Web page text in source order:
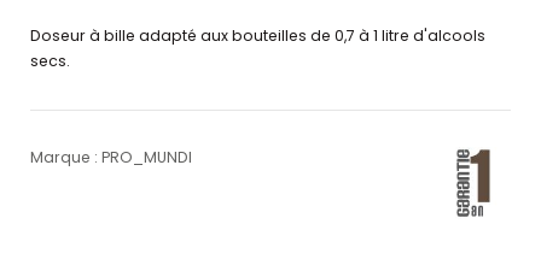
Doseur à bille adapté aux bouteilles de 0,7 à 1 litre d'alcools
secs.
Marque : PRO_MUNDI